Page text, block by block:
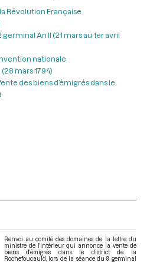
Révolution Française
germinal An II (21 mars au 1er avril
nationale
mars 1794)
des biens d’émigrés dans le
Renvoi au comité des domaines de la lettre du
ministre de l'Intérieur qui annonce la vente de
biens d'émigrés dans le district de la
Rochefoucauld, lors de la séance du 8 germinal